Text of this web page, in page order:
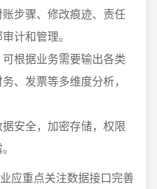
步骤、修改痕迹、责任
计和管理。
根据业务需要输出各类
、发票等多维度分析，
安全，加密存储，权限
应重点关注数据接口完善